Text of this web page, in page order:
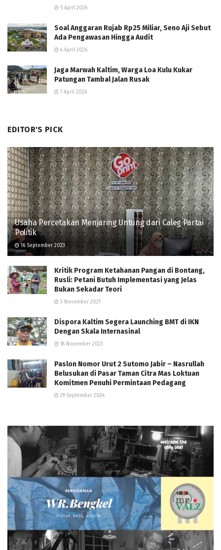
5 April 2026
Soal Anggaran Rujab Rp25 Miliar, Seno Aji Sebut
Ada Pengawasan Hingga Audit
4 April 2026
Jaga Marwah Kaltim, Warga Loa Kulu Kukar
Patungan Tambal Jalan Rusak
7 April 2026
EDITOR'S PICK
Usaha Percetakan Menjaring Untung dari Caleg Partai
Politik
16 September 2023
Kritik Program Ketahanan Pangan di Bontang,
Rusli: Petani Butuh Implementasi yang Jelas
Bukan Sekadar Teori
3 November 2021
Dispora Kaltim Segera Launching BMT di IKN
Dengan Skala Internasinal
18 November 2023
Paslon Nomor Urut 2 Sutomo Jabir – Nasrullah
Belusukan di Pasar Taman Citra Mas Loktuan
Komitmen Penuhi Permintaan Pedagang
29 September 2024